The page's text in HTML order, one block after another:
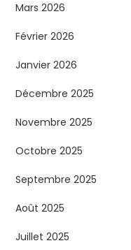
Mars 2026
Février 2026
Janvier 2026
Décembre 2025
Novembre 2025
Octobre 2025
Septembre 2025
Août 2025
Juillet 2025